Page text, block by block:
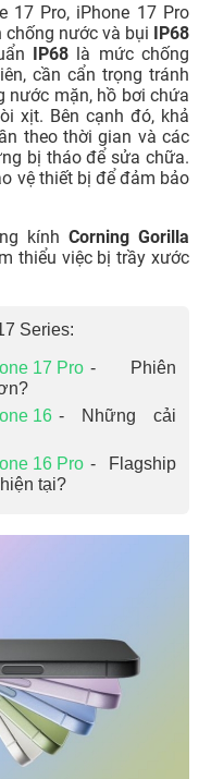
17 Pro, iPhone 17 Pro
chống nước và bụi IP68
IP68 là mức chống
cần cẩn trọng tránh
nước mặn, hồ bơi chứa
xịt. Bên cạnh đó, khả
theo thời gian và các
bị tháo để sửa chữa.
vệ thiết bị để đảm bảo
kínhCorning Gorilla
thiểu việc bị trầy xước
Series:
17 Pro - Phiên
16 - Những cải
16 Pro - Flagship
tại?